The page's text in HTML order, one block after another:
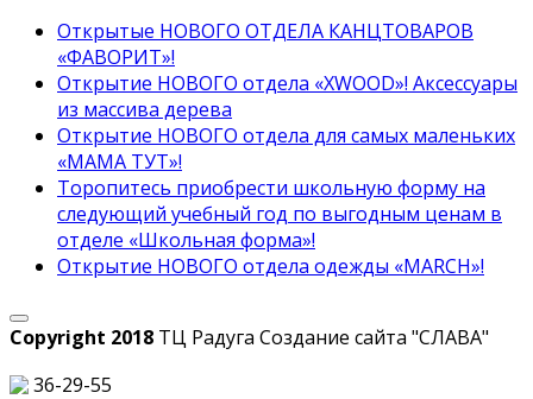
Открытые НОВОГО ОТДЕЛА КАНЦТОВАРОВ
«ФАВОРИТ»!
Открытие НОВОГО отдела «XWOOD»! Аксессуары
из массива дерева
Открытие НОВОГО отдела для самых маленьких
«МАМА ТУТ»!
Торопитесь приобрести школьную форму на
следующий учебный год по выгодным ценам в
отделе «Школьная форма»!
Открытие НОВОГО отдела одежды «MARCH»!
Copyright 2018 ТЦ Радуга Создание сайта "СЛАВА"
36-29-55